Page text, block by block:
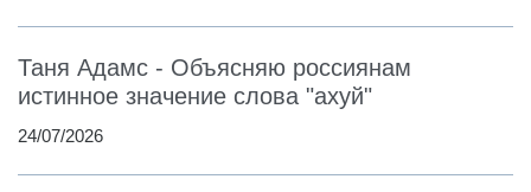
Таня Адамс - Объясняю россиянам
истинное значение слова "ахуй"
24/07/2026